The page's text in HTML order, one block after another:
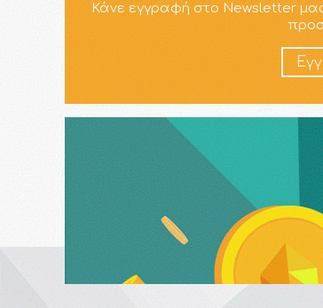
Κάνε εγγραφή στο Newsletter